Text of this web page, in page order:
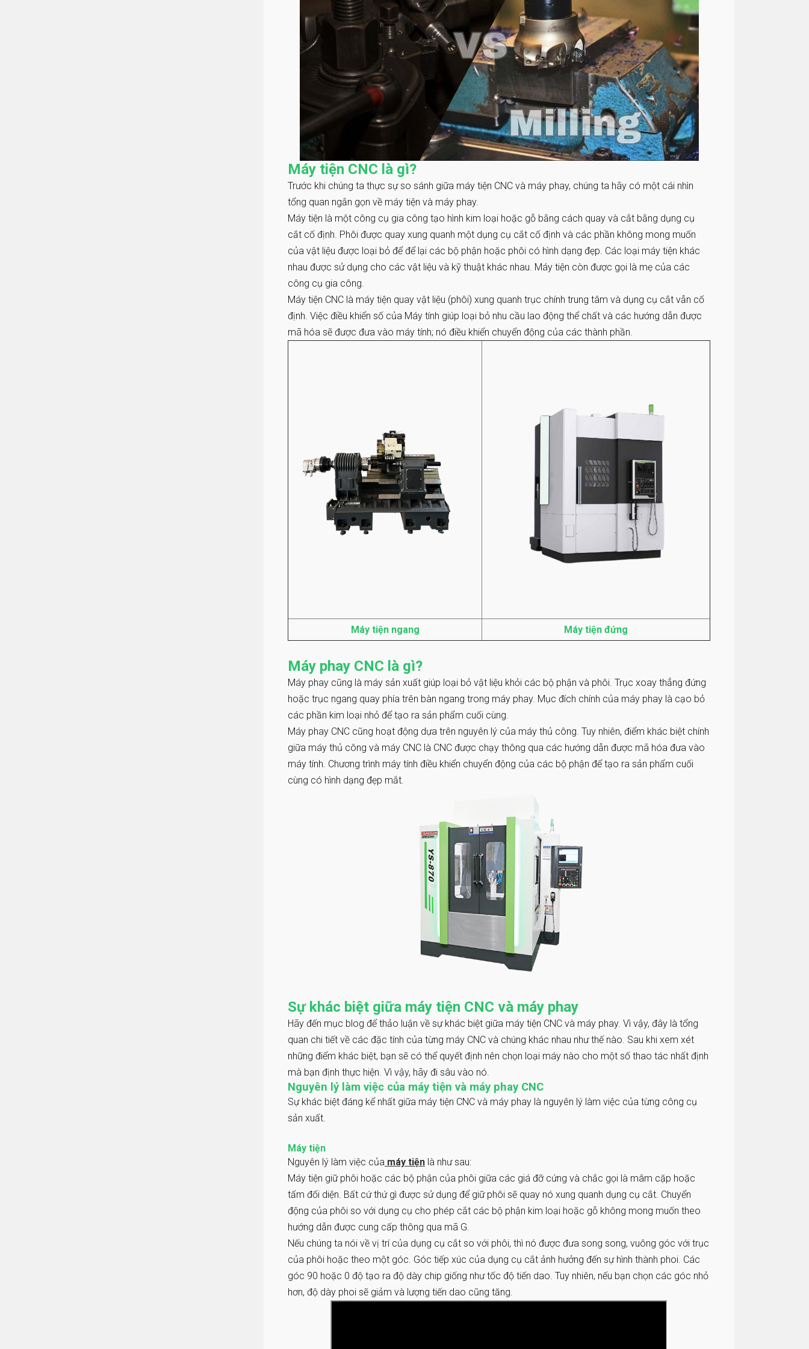
Máy tiện CNC là gì?
Trước khi chúng ta thực sự so sánh giữa máy tiện CNC và máy phay, chúng ta hãy có một cái nhìn
tổng quan ngắn gọn về máy tiện và máy phay.
Máy tiện là một công cụ gia công tạo hình kim loại hoặc gỗ bằng cách quay và cắt bằng dụng cụ
cắt cố định. Phôi được quay xung quanh một dụng cụ cắt cố định và các phần không mong muốn
của vật liệu được loại bỏ để để lại các bộ phận hoặc phôi có hình dạng đẹp. Các loại máy tiện khác
nhau được sử dụng cho các vật liệu và kỹ thuật khác nhau. Máy tiện còn được gọi là mẹ của các
công cụ gia công.
Máy tiện CNC là máy tiện quay vật liệu (phôi) xung quanh trục chính trung tâm và dụng cụ cắt vẫn cố
định. Việc điều khiển số của Máy tính giúp loại bỏ nhu cầu lao động thể chất và các hướng dẫn được
mã hóa sẽ được đưa vào máy tính; nó điều khiển chuyển động của các thành phần.
Máy tiện ngang Máy tiện đứng
Máy phay CNC là gì?
Máy phay cũng là máy sản xuất giúp loại bỏ vật liệu khỏi các bộ phận và phôi. Trục xoay thẳng đứng
hoặc trục ngang quay phía trên bàn ngang trong máy phay. Mục đích chính của máy phay là cạo bỏ
các phần kim loại nhỏ để tạo ra sản phẩm cuối cùng.
Máy phay CNC cũng hoạt động dựa trên nguyên lý của máy thủ công. Tuy nhiên, điểm khác biệt chính
giữa máy thủ công và máy CNC là CNC được chạy thông qua các hướng dẫn được mã hóa đưa vào
máy tính. Chương trình máy tính điều khiển chuyển động của các bộ phận để tạo ra sản phẩm cuối
cùng có hình dạng đẹp mắt.
Sự khác biệt giữa máy tiện CNC và máy phay
Hãy đến mục blog để thảo luận về sự khác biệt giữa máy tiện CNC và máy phay. Vì vậy, đây là tổng
quan chi tiết về các đặc tính của từng máy CNC và chúng khác nhau như thế nào. Sau khi xem xét
những điểm khác biệt, bạn sẽ có thể quyết định nên chọn loại máy nào cho một số thao tác nhất định
mà bạn định thực hiện. Vì vậy, hãy đi sâu vào nó.
Nguyên lý làm việc của máy tiện và máy phay CNC
Sự khác biệt đáng kể nhất giữa máy tiện CNC và máy phay là nguyên lý làm việc của từng công cụ
sản xuất.
Máy tiện
Nguyên lý làm việc của máy tiện là như sau:
Máy tiện giữ phôi hoặc các bộ phận của phôi giữa các giá đỡ cứng và chắc gọi là mâm cặp hoặc
tấm đối diện. Bất cứ thứ gì được sử dụng để giữ phôi sẽ quay nó xung quanh dụng cụ cắt. Chuyển
động của phôi so với dụng cụ cho phép cắt các bộ phận kim loại hoặc gỗ không mong muốn theo
hướng dẫn được cung cấp thông qua mã G.
Nếu chúng ta nói về vị trí của dụng cụ cắt so với phôi, thì nó được đưa song song, vuông góc với trục
của phôi hoặc theo một góc. Góc tiếp xúc của dụng cụ cắt ảnh hưởng đến sự hình thành phoi. Các
góc 90 hoặc 0 độ tạo ra độ dày chip giống như tốc độ tiến dao. Tuy nhiên, nếu bạn chọn các góc nhỏ
hơn, độ dày phoi sẽ giảm và lượng tiến dao cũng tăng.